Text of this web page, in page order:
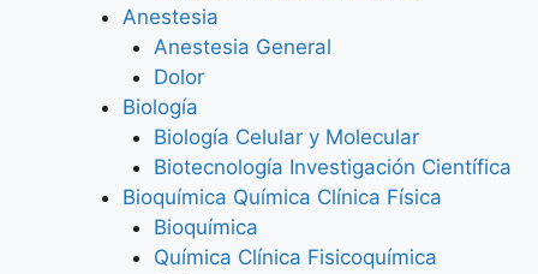
Anestesia
Anestesia General
Dolor
Biología
Biología Celular y Molecular
Biotecnología Investigación Científica
Bioquímica Química Clínica Física
Bioquímica
Química Clínica Fisicoquímica